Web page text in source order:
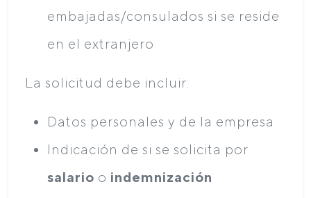
embajadas/consulados si se reside
en el extranjero
La solicitud debe incluir:
Datos personales y de la empresa
Indicación de si se solicita por
salario o indemnización